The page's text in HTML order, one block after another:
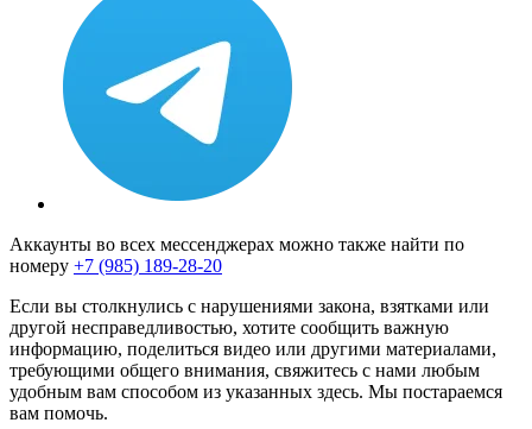
Аккаунты во всех мессенджерах можно также найти по
номеру +7 (985) 189-28-20
Если вы столкнулись с нарушениями закона, взятками или
другой несправедливостью, хотите сообщить важную
информацию, поделиться видео или другими материалами,
требующими общего внимания, свяжитесь с нами любым
удобным вам способом из указанных здесь. Мы постараемся
вам помочь.